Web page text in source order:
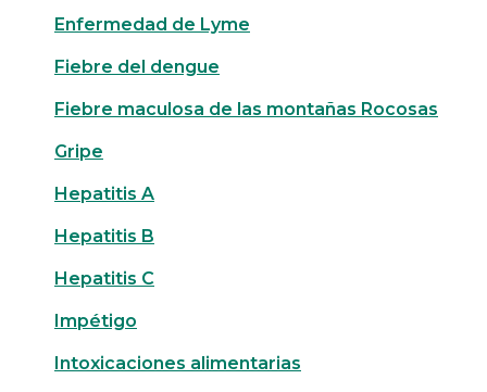
Enfermedad de Lyme
Fiebre del dengue
Fiebre maculosa de las montañas Rocosas
Gripe
Hepatitis A
Hepatitis B
Hepatitis C
Impétigo
Intoxicaciones alimentarias